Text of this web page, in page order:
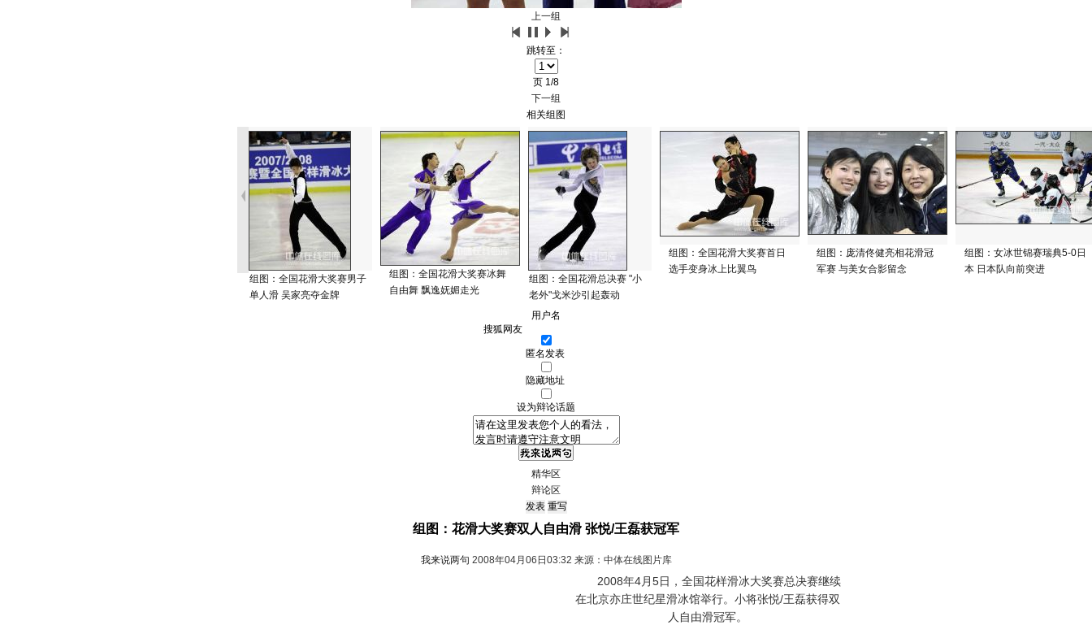
上一组
跳转至：
页 1/8
下一组
相关组图
组图：全国花滑大奖赛男子
单人滑 吴家亮夺金牌
组图：全国花滑大奖赛冰舞
自由舞 飘逸妩媚走光
组图：全国花滑总决赛 "小
老外"戈米沙引起轰动
组图：全国花滑大奖赛首日
选手变身冰上比翼鸟
组图：庞清佟健亮相花滑冠
军赛 与美女合影留念
组图：女冰世锦赛瑞典5-0日
本 日本队向前突进
用户名
匿名发表
隐藏地址
设为辩论话题
精华区
辩论区
组图：花滑大奖赛双人自由滑 张悦/王磊获冠军
我来说两句 2008年04月06日03:32 来源：中体在线图片库
2008年4月5日，全国花样滑冰大奖赛总决赛继续
在北京亦庄世纪星滑冰馆举行。小将张悦/王磊获得双
人自由滑冠军。